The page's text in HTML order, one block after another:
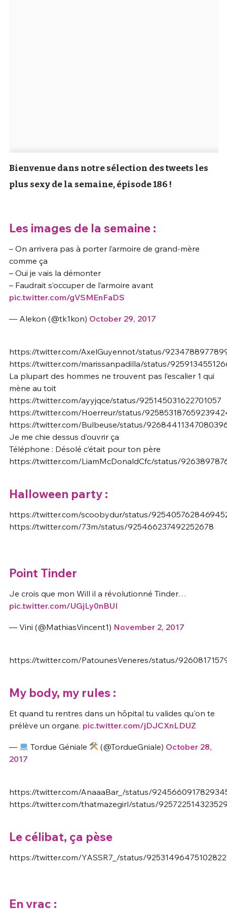
Bienvenue dans notre sélection des tweets les
plus sexy de la semaine, épisode 186 !
Les images de la semaine :
– On arrivera pas à porter l’armoire de grand-mère
comme ça
– Oui je vais la démonter
– Faudrait s’occuper de l’armoire avant
pic.twitter.com/gVSMEnFaDS
— Alekon (@tk1kon) October 29, 2017
https://twitter.com/AxelGuyennot/status/
https://twitter.com/marissanpadilla/status/
La plupart des hommes ne trouvent pas l’escalier 1 qui
mène au toit
https://twitter.com/ayyjqce/status/925145031622701057
https://twitter.com/Hoerreur/status/
https://twitter.com/Bulbeuse/status/
Je me chie dessus d’ouvrir ça
Téléphone : Désolé c’était pour ton père
https://twitter.com/LiamMcDonaldCfc/status/
Halloween party :
https://twitter.com/scoobydur/status/
https://twitter.com/73m/status/925466237492252678
Point Tinder
Je crois que mon Will il a révolutionné Tinder…
pic.twitter.com/UGjLy0nBUI
— Vini (@MathiasVincent1) November 2, 2017
https://twitter.com/PatounesVeneres/status/
My body, my rules :
Et quand tu rentres dans un hôpital tu valides qu'on te
prélève un organe. pic.twitter.com/jDJCXnLDUZ
— Tordue Géniale (@TordueGniale) October 28,
2017
https://twitter.com/AnaaaBar_/status/
https://twitter.com/thatmazegirl/status/
Le célibat, ça pèse
https://twitter.com/YASSR7_/status/
En vrac :